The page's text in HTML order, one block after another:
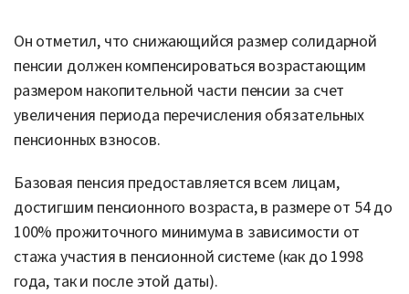
Он отметил, что снижающийся размер солидарной
пенсии должен компенсироваться возрастающим
размером накопительной части пенсии за счет
увеличения периода перечисления обязательных
пенсионных взносов.
Базовая пенсия предоставляется всем лицам,
достигшим пенсионного возраста, в размере от 54 до
100% прожиточного минимума в зависимости от
стажа участия в пенсионной системе (как до 1998
года, так и после этой даты).